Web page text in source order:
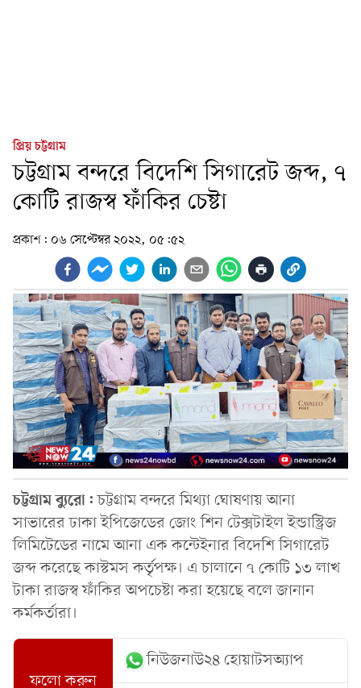
প্রিয় চট্টগ্রাম
চট্টগ্রাম বন্দরে বিদেশি সিগারেট জব্দ, ৭
কোটি রাজস্ব ফাঁকির চেষ্টা
প্রকাশ: ০৬ সেপ্টেম্বর ২০২২, ০৫:৫২
চট্টগ্রাম ব্যুরো:চট্টগ্রাম বন্দরে মিথ্যা ঘোষণায় আনা
সাভারের ঢাকা ইপিজেডের জোং শিন টেক্সটাইল ইন্ডাস্ট্রিজ
লিমিটেডের নামে আনা এক কন্টেইনার বিদেশি সিগারেট
জব্দ করেছে কাস্টমস কর্তৃপক্ষ। এ চালানে ৭ কোটি ১৩ লাখ
টাকা রাজস্ব ফাঁকির অপচেষ্টা করা হয়েছে বলে জানান
কর্মকর্তারা।
ফলো করুন
নিউজনাউ২৪ হোয়াটসঅ্যাপ